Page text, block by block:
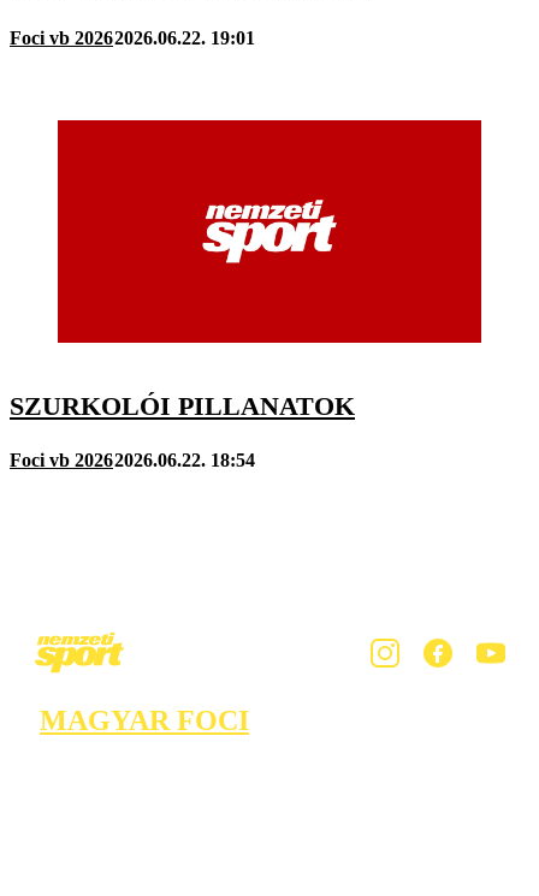
Foci vb 20262026.06.22. 19:01
SZURKOLÓI PILLANATOK
Foci vb 20262026.06.22. 18:54
MAGYAR FOCI